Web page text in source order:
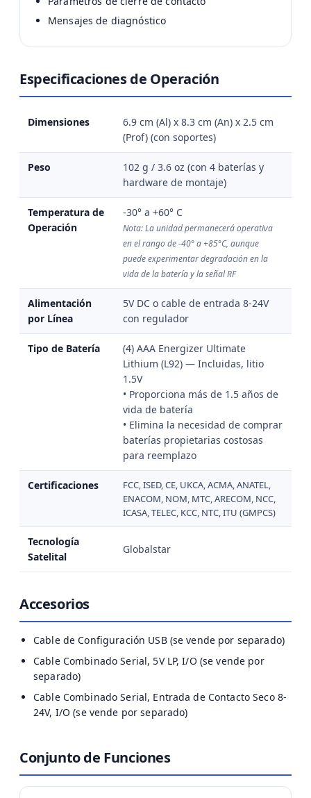
Mensajes de diagnóstico
Especificaciones de Operación
Dimensiones
6.9 cm (Al) x 8.3 cm (An) x 2.5 cm
(Prof) (con soportes)
Peso
102 g / 3.6 oz (con 4 baterías y
hardware de montaje)
Temperatura de
Operación
-30° a +60° C
Nota: La unidad permanecerá operativa
en el rango de -40° a +85°C, aunque
puede experimentar degradación en la
vida de la batería y la señal RF
Alimentación
por Línea
5V DC o cable de entrada 8-24V
con regulador
Tipo de Batería
(4) AAA Energizer Ultimate
Lithium (L92) — Incluidas, litio
1.5V
• Proporciona más de 1.5 años de
vida de batería
• Elimina la necesidad de comprar
baterías propietarias costosas
para reemplazo
Certificaciones
FCC, ISED, CE, UKCA, ACMA, ANATEL,
ENACOM, NOM, MTC, ARECOM, NCC,
ICASA, TELEC, KCC, NTC, ITU (GMPCS)
Tecnología
Satelital
Globalstar
Accesorios
Cable de Configuración USB (se vende por separado)
Cable Combinado Serial, 5V LP, I/O (se vende por
separado)
Cable Combinado Serial, Entrada de Contacto Seco 8-
24V, I/O (se vende por separado)
Conjunto de Funciones